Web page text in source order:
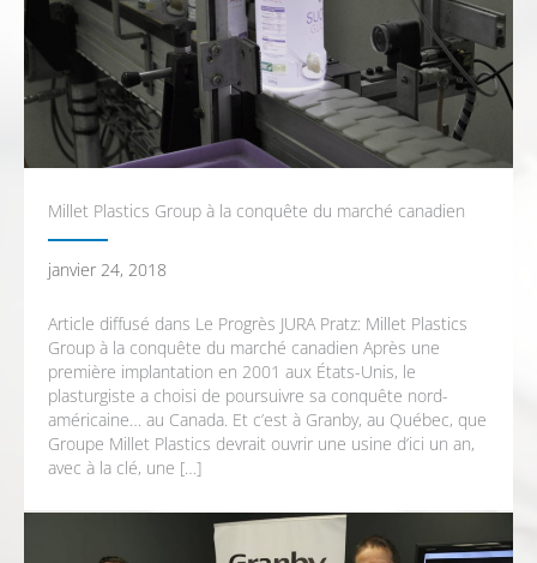
Millet Plastics Group à la conquête du marché canadien
janvier 24, 2018
Article diffusé dans Le Progrès JURA Pratz: Millet Plastics
Group à la conquête du marché canadien Après une
première implantation en 2001 aux États-Unis, le
plasturgiste a choisi de poursuivre sa conquête nord-
américaine… au Canada. Et c’est à Granby, au Québec, que
Groupe Millet Plastics devrait ouvrir une usine d’ici un an,
avec à la clé, une […]